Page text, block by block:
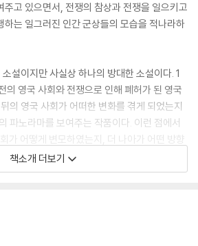
주고 있으면서, 전쟁의 참상과 전쟁을 일으키고
하는 일그러진 인간 군상들의 모습을 적나라하
설이지만 사실상 하나의 방대한 소설이다. 1
의 영국 사회와 전쟁으로 인해 폐허가 된 영국
의 영국 사회가 어떠한 변화를 겪게 되었는지
파노라마를 보여주는 작품이다. 이런 점에서
가 어떻게 변모하였는지, 더 나아가 어떤 방향
는, 사실적이면서 동시에 예지적인 작품인 것이
책소개 더보기